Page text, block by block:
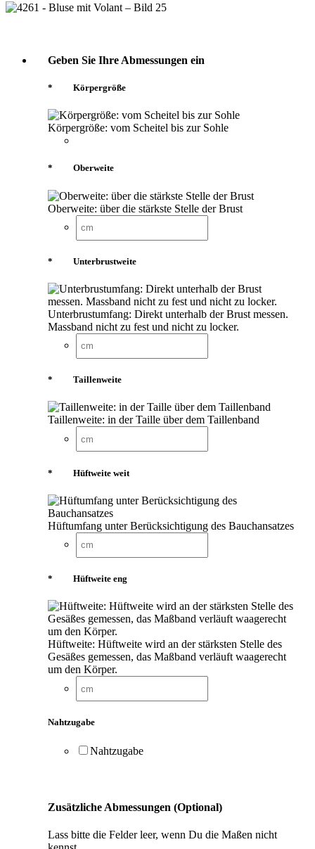
Geben Sie Ihre Abmessungen ein
* Körpergröße
Körpergröße: vom Scheitel bis zur Sohle
* Oberweite
Oberweite: über die stärkste Stelle der Brust
* Unterbrustweite
Unterbrustumfang: Direkt unterhalb der Brust messen.
Massband nicht zu fest und nicht zu locker.
* Taillenweite
Taillenweite: in der Taille über dem Taillenband
* Hüftweite weit
Hüftumfang unter Berücksichtigung des Bauchansatzes
* Hüftweite eng
Hüftweite: Hüftweite wird an der stärksten Stelle des
Gesäßes gemessen, das Maßband verläuft waagerecht
um den Körper.
Nahtzugabe
Nahtzugabe
Zusätzliche Abmessungen (Optional)
Lass bitte die Felder leer, wenn Du die Maßen nicht